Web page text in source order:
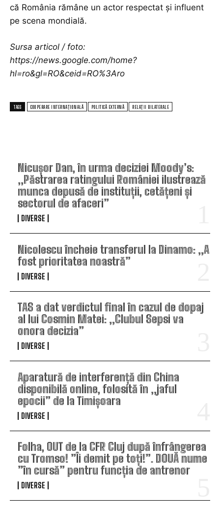
Nicușor Dan, în urma deciziei Moody’s:
„Păstrarea ratingului României ilustrează
munca depusă de instituții, cetățeni și
sectorul de afaceri”
DIVERSE
Nicolescu încheie transferul la Dinamo: „A
fost prioritatea noastră”
DIVERSE
TAS a dat verdictul final în cazul de dopaj
al lui Cosmin Matei: „Clubul Sepsi va
onora decizia”
DIVERSE
Aparatură de interferență din China
disponibilă online, folosită în „jaful
epocii” de la Timișoara
DIVERSE
Folha, OUT de la CFR Cluj după înfrângerea
cu Tromso! ”Îi demit pe toți!”. DOUĂ nume
”în cursă” pentru funcția de antrenor
DIVERSE
că România rămâne un actor respectat și influent
pe scena mondială.
Sursa articol / foto:
https://news.google.com/home?
hl=ro&gl=RO&ceid=RO%3Aro
TAGS COOPERARE INTERNAȚIONALĂ POLITICĂ EXTERNĂ RELAȚII BILATERALE